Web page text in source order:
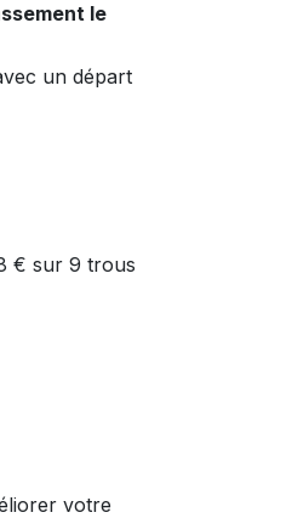
le
un départ
€ sur 9 trous
votre